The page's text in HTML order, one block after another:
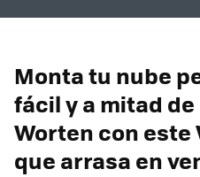
Monta tu nube
fácil y a mitad
Worten con
que arrasa en